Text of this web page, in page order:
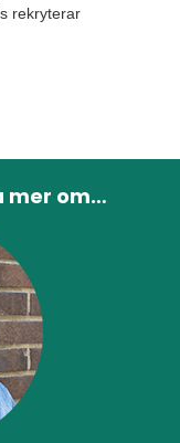
rekryterar
mer om…